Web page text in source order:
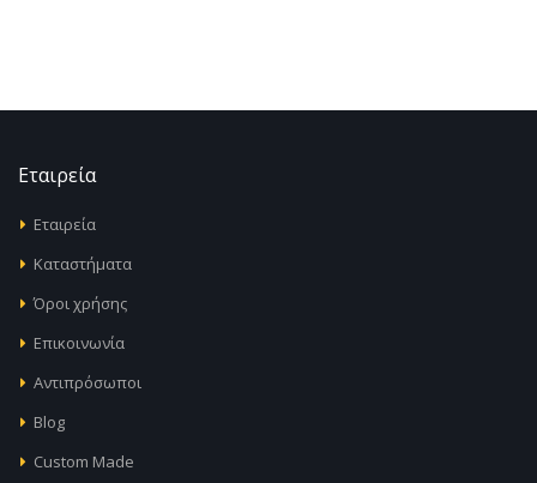
Εταιρεία
Εταιρεία
Καταστήματα
Όροι χρήσης
Επικοινωνία
Αντιπρόσωποι
Blog
Custom Made